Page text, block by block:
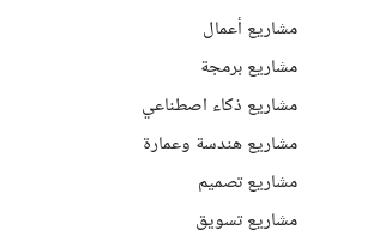
مشاريع أعمال
مشاريع برمجة
مشاريع ذكاء اصطناعي
مشاريع هندسة وعمارة
مشاريع تصميم
مشاريع تسويق